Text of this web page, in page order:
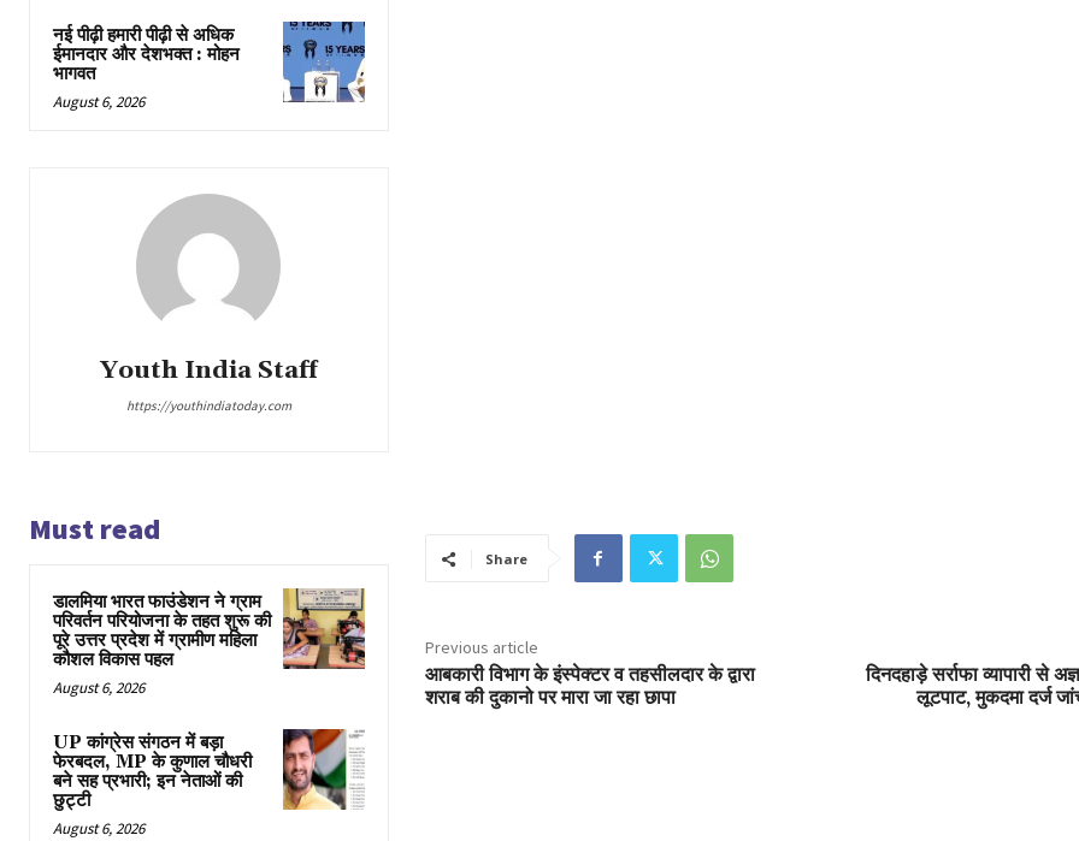
नई पीढ़ी हमारी पीढ़ी से अधिक
ईमानदार और देशभक्त : मोहन
भागवत
August 6, 2026
Youth India Staff
https://youthindiatoday.com
Must read
डालमिया भारत फाउंडेशन ने ग्राम
परिवर्तन परियोजना के तहत शुरू की
पूरे उत्तर प्रदेश में ग्रामीण महिला
कौशल विकास पहल
August 6, 2026
UP कांग्रेस संगठन में बड़ा
फेरबदल, MP के कुणाल चौधरी
बने सह प्रभारी; इन नेताओं की
छुट्टी
August 6, 2026
Share
Previous article
आबकारी विभाग के इंस्पेक्टर व तहसीलदार के द्वारा
शराब की दुकानो पर मारा जा रहा छापा
दिनदहाड़े सर्राफा व्यापारी से
लूटपाट, मुकदमा दर्ज